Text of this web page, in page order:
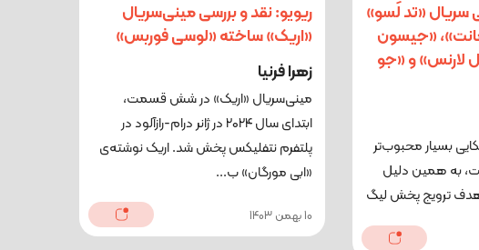
سریال «تد لَسو»
«جیسون
لارنس» و «جو
بسیار محبوب‌تر
به همین دلیل
ترویج پخش لیگ
ریویو: نقد و بررسی مینی‌سریال
«اریک» ساخته «لوسی فوربس»
زهرا فرنیا
مینی‌سریال «اریک» در شش قسمت،
ابتدای سال ۲۰۲۴ در ژانر درام-رازآلود در
پلتفرم نتفلیکس پخش شد. اریک نوشته‌ی
«ابی مورگان» ب...
10 بهمن 1403